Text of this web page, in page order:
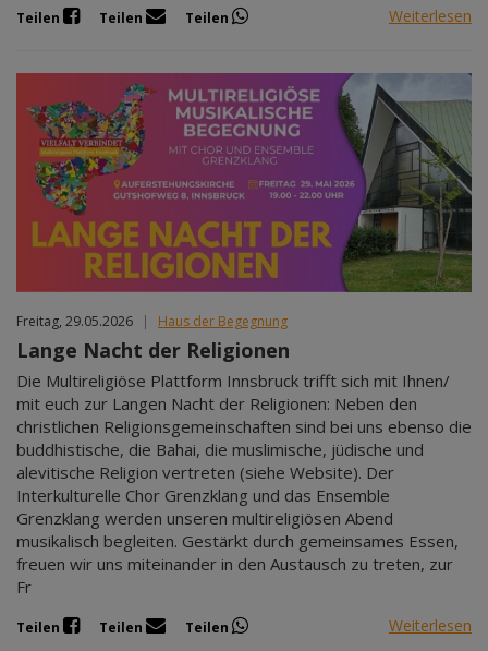
Teilen Teilen Teilen Weiterlesen
Freitag, 29.05.2026 | Haus der Begegnung
Lange Nacht der Religionen
Die Multireligiöse Plattform Innsbruck trifft sich mit Ihnen/
mit euch zur Langen Nacht der Religionen: Neben den
christlichen Religionsgemeinschaften sind bei uns ebenso die
buddhistische, die Bahai, die muslimische, jüdische und
alevitische Religion vertreten (siehe Website). Der
Interkulturelle Chor Grenzklang und das Ensemble
Grenzklang werden unseren multireligiösen Abend
musikalisch begleiten. Gestärkt durch gemeinsames Essen,
freuen wir uns miteinander in den Austausch zu treten, zur
Fr
Teilen Teilen Teilen Weiterlesen